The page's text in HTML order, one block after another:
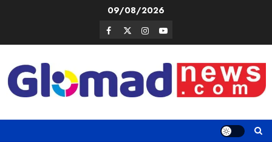
09/08/2026
Facebook
TwitterInstagram
Youtube